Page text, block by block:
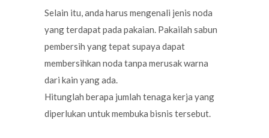
Selain itu, anda harus mengenali jenis noda
yang terdapat pada pakaian. Pakailah sabun
pembersih yang tepat supaya dapat
membersihkan noda tanpa merusak warna
dari kain yang ada.
Hitunglah berapa jumlah tenaga kerja yang
diperlukan untuk membuka bisnis tersebut.